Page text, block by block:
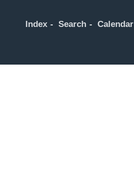
Index Search Calendar